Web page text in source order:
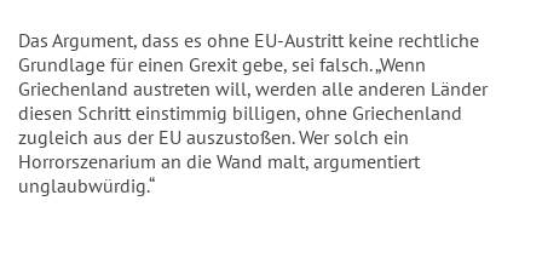
Das Argument, dass es ohne EU-Austritt keine rechtliche
Grundlage für einen Grexit gebe, sei falsch. „Wenn
Griechenland austreten will, werden alle anderen Länder
diesen Schritt einstimmig billigen, ohne Griechenland
zugleich aus der EU auszustoßen. Wer solch ein
Horrorszenarium an die Wand malt, argumentiert
unglaubwürdig.“